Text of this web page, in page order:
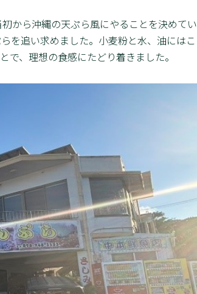
から沖縄の天ぷら風にやることを決めてい
を追い求めました。小麦粉と水、油にはこ
で、理想の食感にたどり着きました。